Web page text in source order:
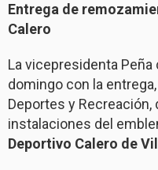
Entrega de
Calero
La vicepresidenta
domingo con la
Deportes y
instalaciones del
Deportivo Calero de